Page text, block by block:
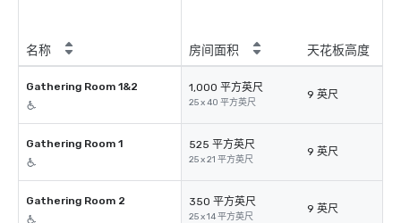
名称 房间面积 天花板高度
Gathering Room 1&2 1,000 平方英尺
25 x 40 平方英尺
9 英尺
Gathering Room 1 525 平方英尺
25 x 21 平方英尺
9 英尺
Gathering Room 2 350 平方英尺
25 x 14 平方英尺
9 英尺